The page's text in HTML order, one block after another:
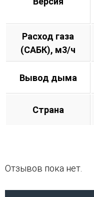
Расход газа
(САБК), м3/ч
Вывод дыма
Страна
Отзывов пока нет.